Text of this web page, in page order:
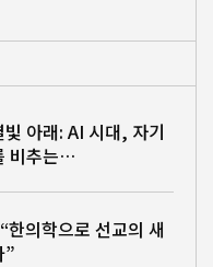
아래: AI 시대, 자기
비추는…
한의학으로 선교의 새
”